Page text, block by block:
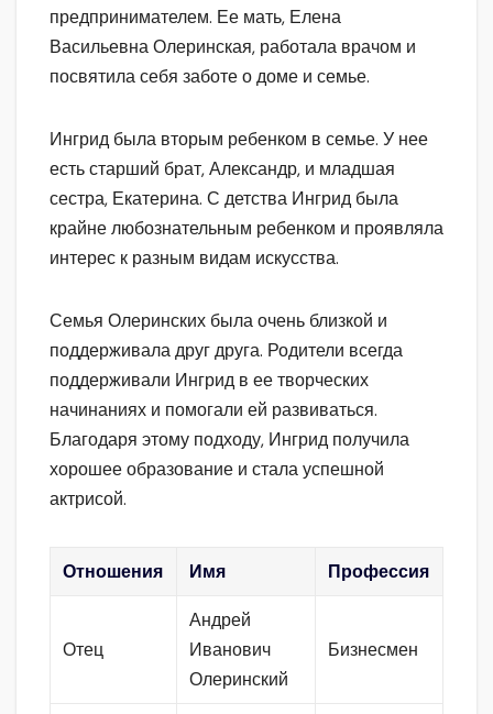
предпринимателем. Ее мать, Елена
Васильевна Олеринская, работала врачом и
посвятила себя заботе о доме и семье.
Ингрид была вторым ребенком в семье. У нее
есть старший брат, Александр, и младшая
сестра, Екатерина. С детства Ингрид была
крайне любознательным ребенком и проявляла
интерес к разным видам искусства.
Семья Олеринских была очень близкой и
поддерживала друг друга. Родители всегда
поддерживали Ингрид в ее творческих
начинаниях и помогали ей развиваться.
Благодаря этому подходу, Ингрид получила
хорошее образование и стала успешной
актрисой.
Отношения Имя Профессия
Отец
Андрей
Иванович
Олеринский
Бизнесмен